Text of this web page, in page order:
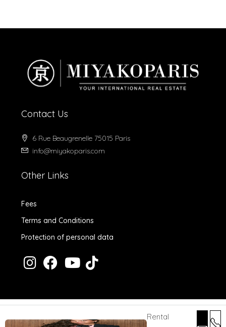
Rental
Contact Us
6 Rue Beaugrenelle 75015 Paris
info@miyakoparis.com
Other Links
Fees
Terms and Conditions
Protection of personal data
© 2024 MiyakoParis - All rights reserved -Design by Desk Digital